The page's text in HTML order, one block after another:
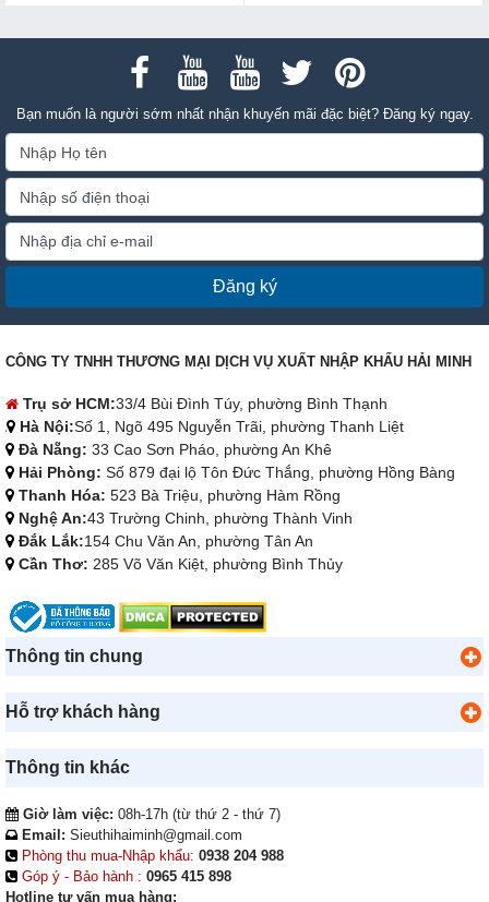
Bạn muốn là người sớm nhất nhận khuyến mãi đặc biệt? Đăng ký ngay.
Đăng ký
CÔNG TY TNHH THƯƠNG MẠI DỊCH VỤ XUẤT NHẬP KHẨU HẢI MINH
Trụ sở HCM:33/4 Bùi Đình Túy, phường Bình Thạnh
Hà Nội:Số 1, Ngõ 495 Nguyễn Trãi, phường Thanh Liệt
Đà Nẵng: 33 Cao Sơn Pháo, phường An Khê
Hải Phòng: Số 879 đại lộ Tôn Đức Thắng, phường Hồng Bàng
Thanh Hóa: 523 Bà Triệu, phường Hàm Rồng
Nghệ An:43 Trường Chinh, phường Thành Vinh
Đắk Lắk:154 Chu Văn An, phường Tân An
Cần Thơ: 285 Võ Văn Kiệt, phường Bình Thủy
Thông tin chung
Hỗ trợ khách hàng
Thông tin khác
Giờ làm việc: 08h-17h (từ thứ 2 - thứ 7)
Email: Sieuthihaiminh@gmail.com
Phòng thu mua-Nhập khẩu: 0938 204 988
Góp ý - Bảo hành : 0965 415 898
Hotline tư vấn mua hàng: